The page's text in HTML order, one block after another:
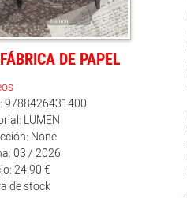
para todo aquél que
acercarse a esta tragedia
continúa ejerciendo su
tanto en diversos
del panorama mundial,
DE PAPEL
9788426431400
LUMEN
None
03 / 2026
24.90 €
de stock